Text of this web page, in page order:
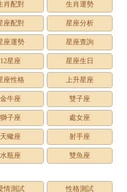
肖配對 生肖運勢
座配對 星座分析
座運勢 星座查詢
12星座 星座生日
座性格 上升星座
金牛座 雙子座
獅子座 處女座
天蠍座 射手座
水瓶座 雙魚座
情測試 性格測試